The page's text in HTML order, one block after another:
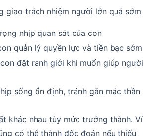
giao trách nhiệm người lớn quá sớm
nhịp quan sát của con
quản lý quyền lực và tiền bạc sớm
đặt ranh giới khi muốn giúp người
sống ổn định, tránh gắn mác thần
khác nhau tùy mức trưởng thành. Ví
có thể thành độc đoán nếu thiếu